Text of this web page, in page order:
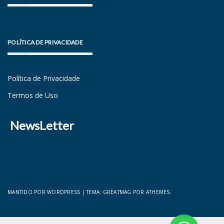
POLÍTICA DE PRIVACIDADE
Política de Privacidade
Termos de Uso
NewsLetter
MANTIDO POR WORDPRESS |TEMA: GREATMAG POR ATHEMES.